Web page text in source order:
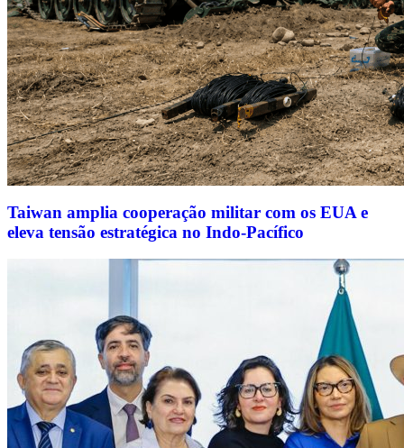
Taiwan amplia cooperação militar com os EUA e
eleva tensão estratégica no Indo-Pacífico